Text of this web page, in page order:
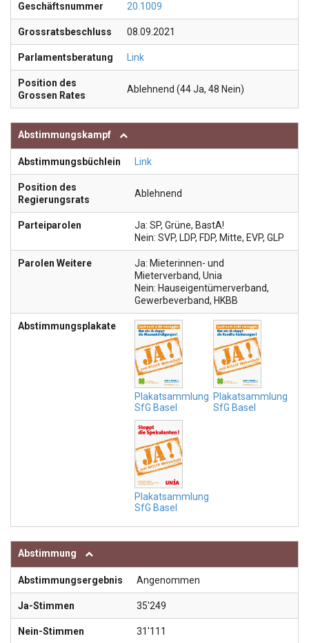
Geschäftsnummer 20.1009
Grossratsbeschluss 08.09.2021
Parlamentsberatung Link
Position des
Grossen Rates
Ablehnend (44 Ja, 48 Nein)
Abstimmungskampf
Abstimmungsbüchlein Link
Position des
Regierungsrats
Ablehnend
Parteiparolen
Ja: SP, Grüne, BastA!
Nein: SVP, LDP, FDP, Mitte, EVP, GLP
Parolen Weitere
Ja: Mieterinnen- und
Mieterverband, Unia
Nein: Hauseigentümerverband,
Gewerbeverband, HKBB
Abstimmungsplakate
Plakatsammlung
SfG Basel
Plakatsammlung
SfG Basel
Plakatsammlung
SfG Basel
Abstimmung
Abstimmungsergebnis Angenommen
Ja-Stimmen 35'249
Nein-Stimmen 31'111